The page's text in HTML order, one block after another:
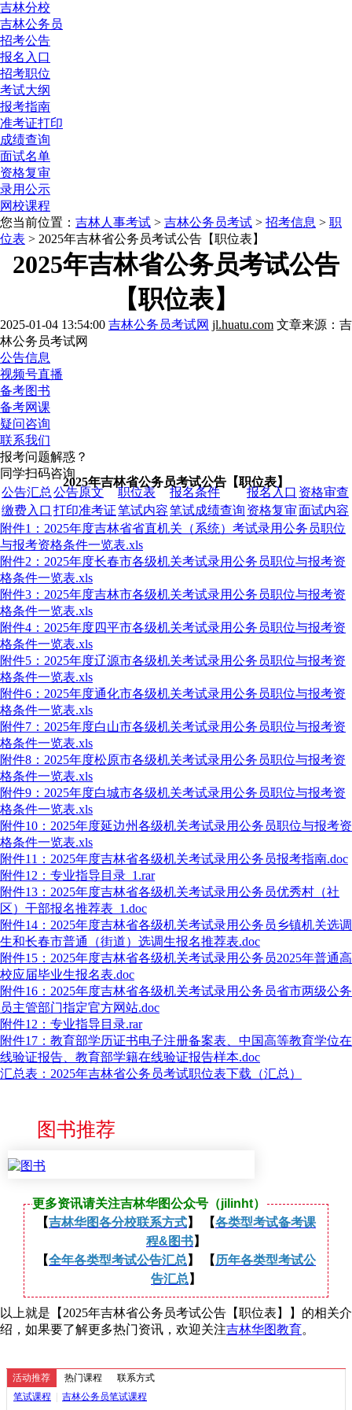
吉林分校
吉林公务员
招考公告
报名入口
招考职位
考试大纲
报考指南
准考证打印
成绩查询
面试名单
资格复审
录用公示
网校课程
您当前位置： 吉林人事考试 > 吉林公务员考试 > 招考信息 > 职
位表 > 2025年吉林省公务员考试公告【职位表】
2025年吉林省公务员考试公告
【职位表】
2025-01-04 13:54:00 吉林公务员考试网 jl.huatu.com 文章来源：吉
林公务员考试网
公告信息
视频号直播
备考图书
备考网课
疑问咨询
联系我们
报考问题解惑？
同学扫码咨询
2025年吉林省公务员考试公告【职位表】
公告汇总 公告原文 职位表 报名条件 报名入口 资格审查
缴费入口 打印准考证笔试内容笔试成绩查询 资格复审面试内容
附件1：2025年度吉林省省直机关（系统）考试录用公务员职位
与报考资格条件一览表.xls
附件2：2025年度长春市各级机关考试录用公务员职位与报考资
格条件一览表.xls
附件3：2025年度吉林市各级机关考试录用公务员职位与报考资
格条件一览表.xls
附件4：2025年度四平市各级机关考试录用公务员职位与报考资
格条件一览表.xls
附件5：2025年度辽源市各级机关考试录用公务员职位与报考资
格条件一览表.xls
附件6：2025年度通化市各级机关考试录用公务员职位与报考资
格条件一览表.xls
附件7：2025年度白山市各级机关考试录用公务员职位与报考资
格条件一览表.xls
附件8：2025年度松原市各级机关考试录用公务员职位与报考资
格条件一览表.xls
附件9：2025年度白城市各级机关考试录用公务员职位与报考资
格条件一览表.xls
附件10：2025年度延边州各级机关考试录用公务员职位与报考资
格条件一览表.xls
附件11：2025年度吉林省各级机关考试录用公务员报考指南.doc
附件12：专业指导目录_1.rar
附件13：2025年度吉林省各级机关考试录用公务员优秀村（社
区）干部报名推荐表_1.doc
附件14：2025年度吉林省各级机关考试录用公务员乡镇机关选调
生和长春市普通（街道）选调生报名推荐表.doc
附件15：2025年度吉林省各级机关考试录用公务员2025年普通高
校应届毕业生报名表.doc
附件16：2025年度吉林省各级机关考试录用公务员省市两级公务
员主管部门指定官方网站.doc
附件12：专业指导目录.rar
附件17：教育部学历证书电子注册备案表、中国高等教育学位在
线验证报告、教育部学籍在线验证报告样本.doc
汇总表：2025年吉林省公务员考试职位表下载（汇总）
图书推荐
更多资讯请关注吉林华图公众号（jilinht）
【吉林华图各分校联系方式】 【各类型考试备考课
程&图书】
【全年各类型考试公告汇总 】 【 历年各类型考试公
告汇总 】
以上就是【2025年吉林省公务员考试公告【职位表】】的相关介
绍，如果要了解更多热门资讯，欢迎关注吉林华图教育。
活动推荐 热门课程 联系方式
笔试课程
吉林公务员笔试课程